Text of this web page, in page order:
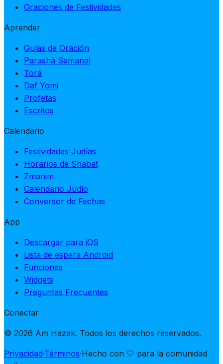
Oraciones de Festividades
Aprender
Guías de Oración
Parashá Semanal
Torá
Daf Yomi
Profetas
Escritos
Calendario
Festividades Judías
Horarios de Shabat
Zmanim
Calendario Judío
Conversor de Fechas
App
Descargar para iOS
Lista de espera Android
Funciones
Widgets
Preguntas Frecuentes
Conectar
© 2026 Am Hazak. Todos los derechos reservados.
Privacidad·Términos·Hecho con 🤍 para la comunidad